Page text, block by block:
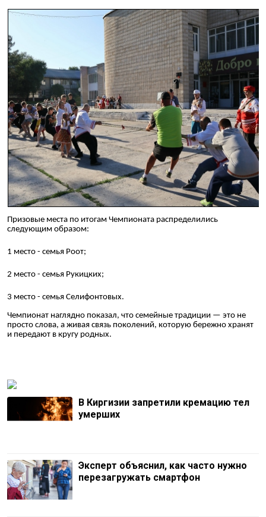
Призовые места по итогам Чемпионата распределились
следующим образом:
1 место - семья Роот;
2 место - семья Рукицких;
3 место - семья Селифонтовых.
Чемпионат наглядно показал, что семейные традиции — это не
просто слова, а живая связь поколений, которую бережно хранят
и передают в кругу родных.
В Киргизии запретили кремацию тел
умерших
Эксперт объяснил, как часто нужно
перезагружать смартфон